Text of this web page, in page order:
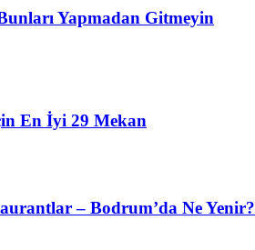
Yapmadan Gitmeyin
En İyi 29 Mekan
– Bodrum’da Ne Yenir?